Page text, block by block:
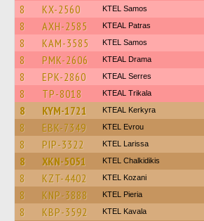
8 KX-2560 KTEL Samos
8 AXH-2585 KTEAL Patras
8 KAM-3585 KTEL Samos
8 PMK-2606 KTEAL Drama
8 EPK-2860 KTEAL Serres
8 TP-8018 KTEAL Trikala
8 KYM-1721 KTEAL Kerkyra
8 EBK-7349 KTEL Evrou
8 PIP-3322 KTEL Larissa
8 XKN-5051 ΚΤΕL Chalkidikis
8 KZT-4402 ΚΤΕL Kozani
8 KNP-3888 KTEL Pieria
8 KBP-3592 KTEL Kavala